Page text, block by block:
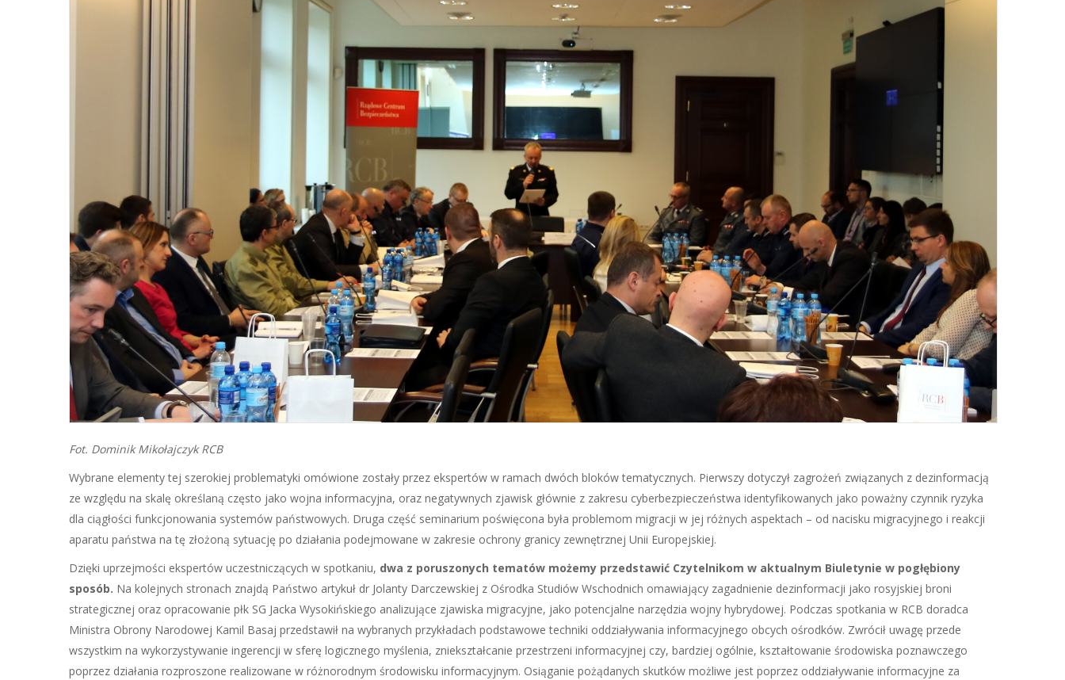
Fot. Dominik Mikołajczyk RCB
Wybrane elementy tej szerokiej problematyki omówione zostały przez ekspertów w ramach dwóch bloków tematycznych. Pierwszy dotyczył zagrożeń związanych z dezinformacją
ze względu na skalę określaną często jako wojna informacyjna, oraz negatywnych zjawisk głównie z zakresu cyberbezpieczeństwa identyfikowanych jako poważny czynnik ryzyka
dla ciągłości funkcjonowania systemów państwowych. Druga część seminarium poświęcona była problemom migracji w jej różnych aspektach – od nacisku migracyjnego i reakcji
aparatu państwa na tę złożoną sytuację po działania podejmowane w zakresie ochrony granicy zewnętrznej Unii Europejskiej.
Dzięki uprzejmości ekspertów uczestniczących w spotkaniu, dwa z poruszonych tematów możemy przedstawić Czytelnikom w aktualnym Biuletynie w pogłębiony
sposób. Na kolejnych stronach znajdą Państwo artykuł dr Jolanty Darczewskiej z Ośrodka Studiów Wschodnich omawiający zagadnienie dezinformacji jako rosyjskiej broni
strategicznej oraz opracowanie płk SG Jacka Wysokińskiego analizujące zjawiska migracyjne, jako potencjalne narzędzia wojny hybrydowej. Podczas spotkania w RCB doradca
Ministra Obrony Narodowej Kamil Basaj przedstawił na wybranych przykładach podstawowe techniki oddziaływania informacyjnego obcych ośrodków. Zwrócił uwagę przede
wszystkim na wykorzystywanie ingerencji w sferę logicznego myślenia, zniekształcanie przestrzeni informacyjnej czy, bardziej ogólnie, kształtowanie środowiska poznawczego
poprzez działania rozproszone realizowane w różnorodnym środowisku informacyjnym. Osiąganie pożądanych skutków możliwe jest poprzez oddziaływanie informacyjne za